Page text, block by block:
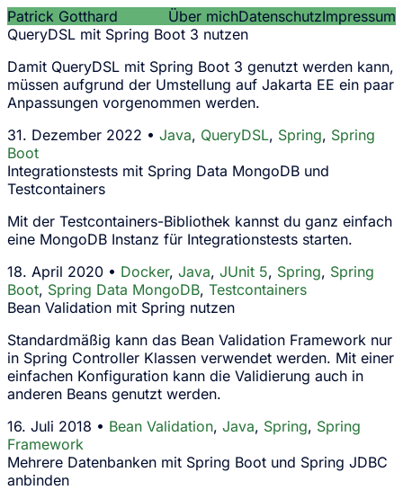
Patrick Gotthard Über michDatenschutzImpressum
QueryDSL mit Spring Boot 3 nutzen
Damit QueryDSL mit Spring Boot 3 genutzt werden kann,
müssen aufgrund der Umstellung auf Jakarta EE ein paar
Anpassungen vorgenommen werden.
31. Dezember 2022 • Java, QueryDSL, Spring, Spring
Boot
Integrationstests mit Spring Data MongoDB und
Testcontainers
Mit der Testcontainers-Bibliothek kannst du ganz einfach
eine MongoDB Instanz für Integrationstests starten.
18. April 2020 • Docker, Java, JUnit 5, Spring, Spring
Boot, Spring Data MongoDB, Testcontainers
Bean Validation mit Spring nutzen
Standardmäßig kann das Bean Validation Framework nur
in Spring Controller Klassen verwendet werden. Mit einer
einfachen Konfiguration kann die Validierung auch in
anderen Beans genutzt werden.
16. Juli 2018 • Bean Validation, Java, Spring, Spring
Framework
Mehrere Datenbanken mit Spring Boot und Spring JDBC
anbinden